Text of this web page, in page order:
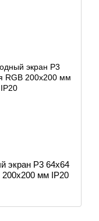
экран Р3 64х64
200х200 мм IP20